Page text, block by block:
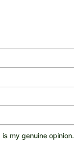
my genuine opinion.